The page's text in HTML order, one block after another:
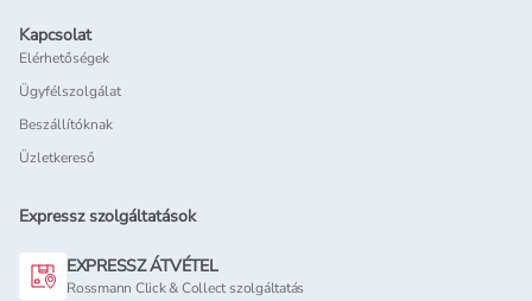
Kapcsolat
Elérhetőségek
Ügyfélszolgálat
Beszállítóknak
Üzletkereső
Expressz szolgáltatások
EXPRESSZ ÁTVÉTEL
Rossmann Click & Collect szolgáltatás